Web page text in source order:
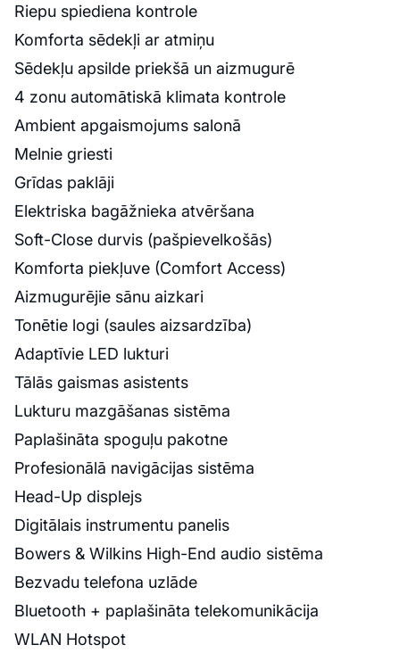
Riepu spiediena kontrole
Komforta sēdekļi ar atmiņu
Sēdekļu apsilde priekšā un aizmugurē
4 zonu automātiskā klimata kontrole
Ambient apgaismojums salonā
Melnie griesti
Grīdas paklāji
Elektriska bagāžnieka atvēršana
Soft-Close durvis (pašpievelkošās)
Komforta piekļuve (Comfort Access)
Aizmugurējie sānu aizkari
Tonētie logi (saules aizsardzība)
Adaptīvie LED lukturi
Tālās gaismas asistents
Lukturu mazgāšanas sistēma
Paplašināta spoguļu pakotne
Profesionālā navigācijas sistēma
Head-Up displejs
Digitālais instrumentu panelis
Bowers & Wilkins High-End audio sistēma
Bezvadu telefona uzlāde
Bluetooth + paplašināta telekomunikācija
WLAN Hotspot